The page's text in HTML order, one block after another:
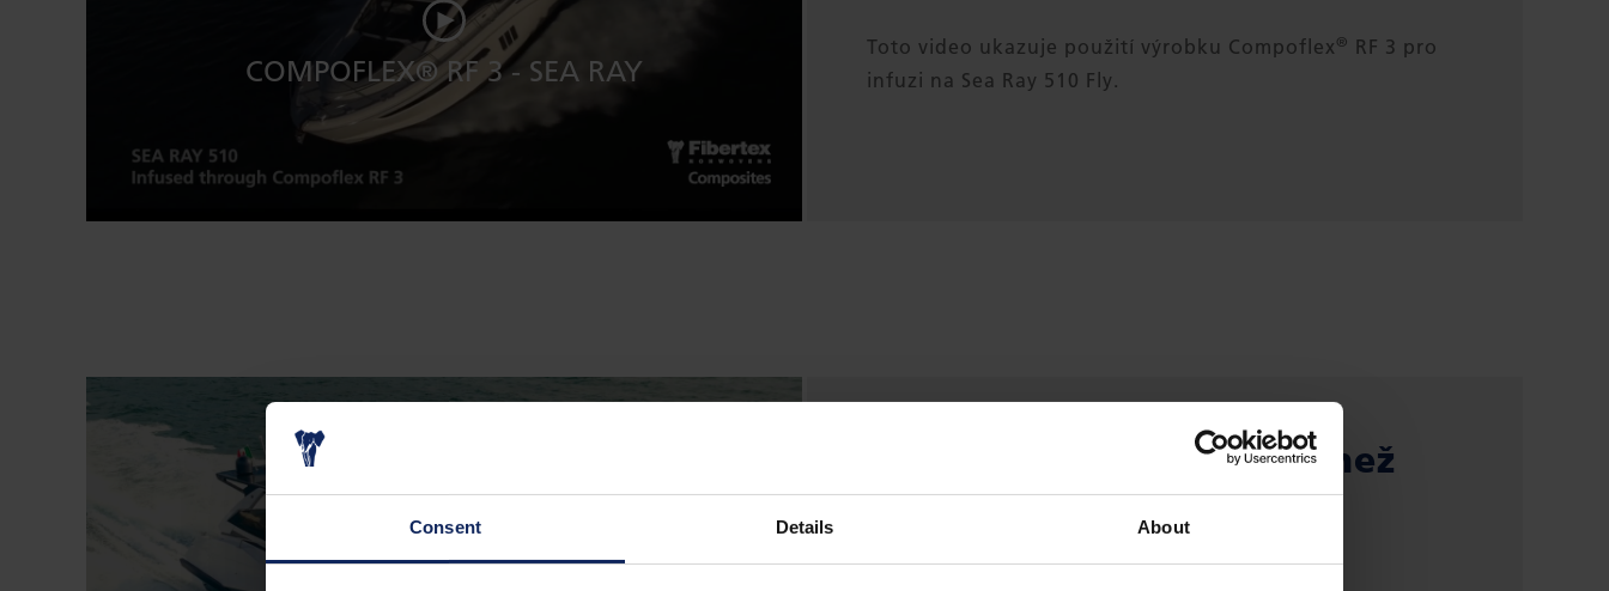
Consent Details About
COMPOFLEX® RF 3 - SEA RAY
Toto video ukazuje použití výrobku Compoflex ® RF 3 pro
infuzi na Sea Ray 510 Fly.
RF 3 – více než
odlupovací vrstva